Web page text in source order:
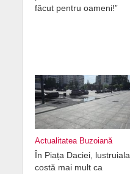
făcut pentru oameni!”
Actualitatea Buzoiană
În Piața Daciei, lustruiala
costă mai mult ca